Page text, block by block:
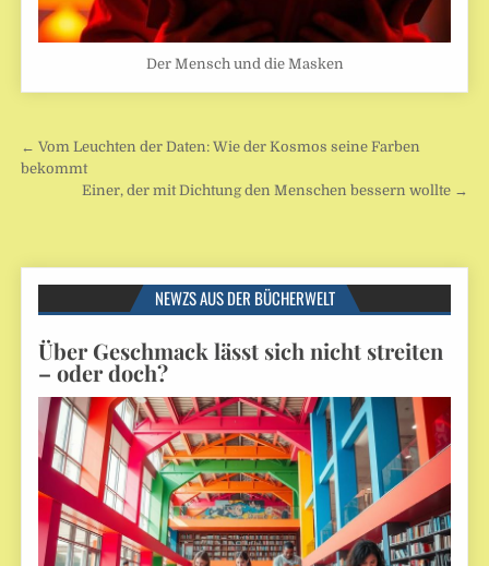
Der Mensch und die Masken
Beitragsnavigation
← Vom Leuchten der Daten: Wie der Kosmos seine Farben
bekommt
Einer, der mit Dichtung den Menschen bessern wollte →
NEWZS AUS DER BÜCHERWELT
Über Geschmack lässt sich nicht streiten
– oder doch?